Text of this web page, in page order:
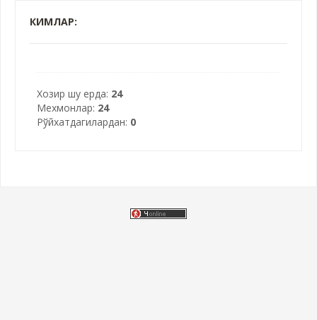
КИМЛАР:
Хозир шу ерда: 24
Мехмонлар: 24
Рўйхатдагилардан: 0